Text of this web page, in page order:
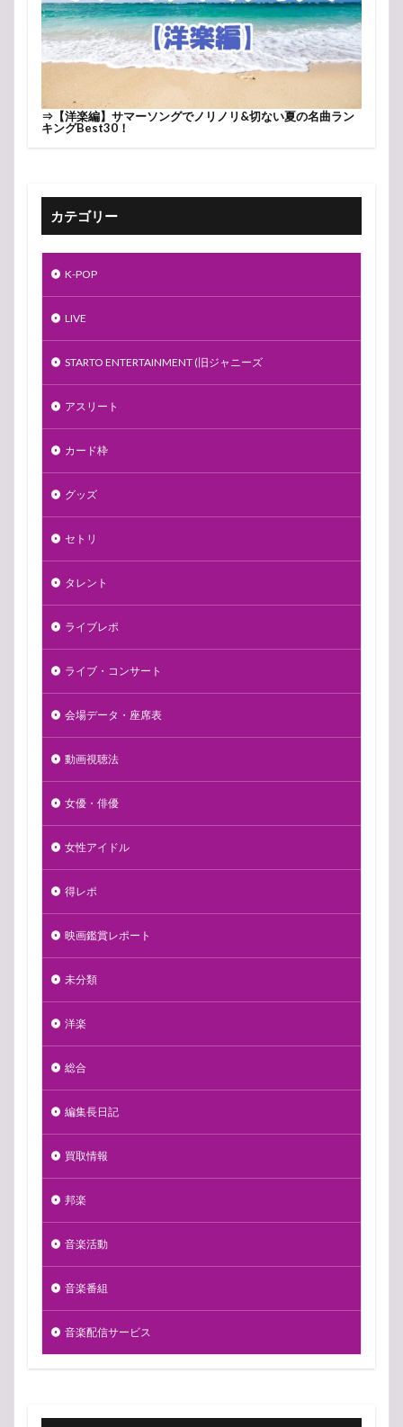
⇒ 【洋楽編】サマーソングでノリノリ&切ない夏の名曲ラン
キングBest30！
カテゴリー
K-POP
LIVE
STARTO ENTERTAINMENT (旧ジャニーズ
アスリート
カード枠
グッズ
セトリ
タレント
ライブレポ
ライブ・コンサート
会場データ・座席表
動画視聴法
女優・俳優
女性アイドル
得レポ
映画鑑賞レポート
未分類
洋楽
総合
編集長日記
買取情報
邦楽
音楽活動
音楽番組
音楽配信サービス